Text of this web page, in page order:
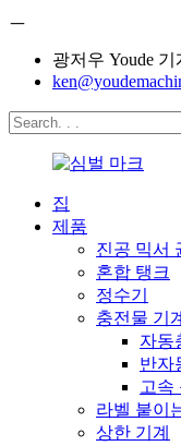
ㅡ
광저우 Youde
집
제품
진공 믹서
혼합 탱크
정수기
충전물 기계
자동
반자
고속
라벨 붙이
상한 기계